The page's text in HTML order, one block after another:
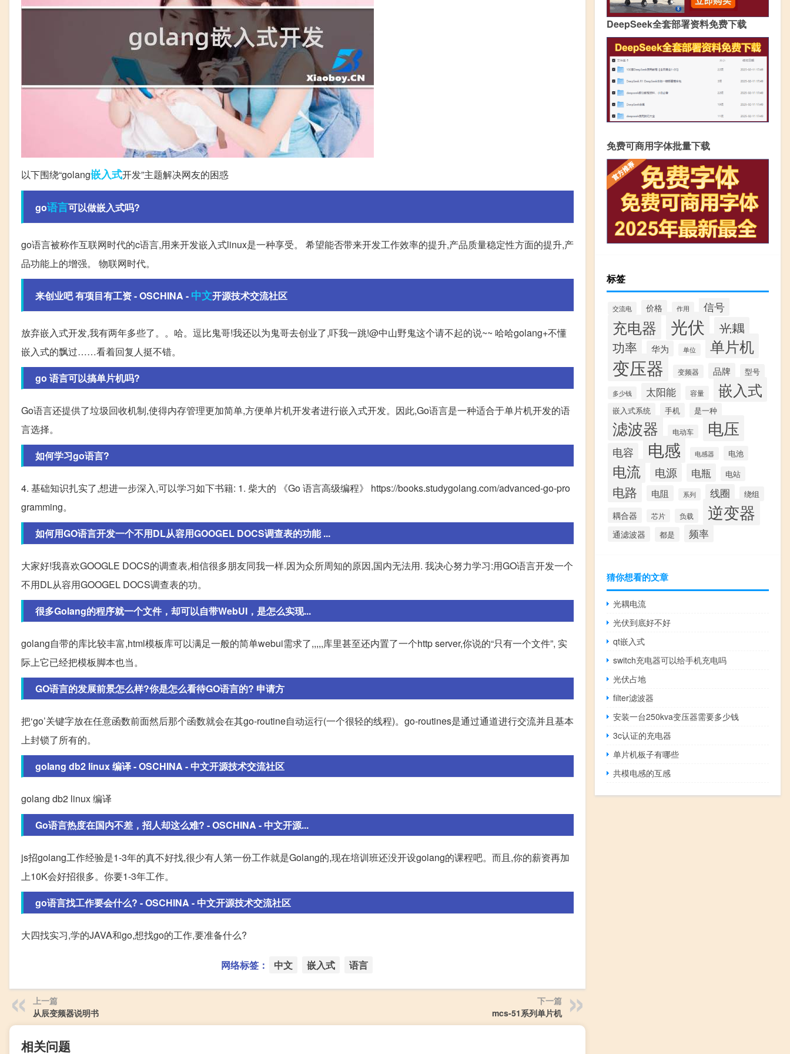
以下围绕“golang嵌入式开发”主题解决网友的困惑
go语言可以做嵌入式吗?
go语言被称作互联网时代的c语言,用来开发嵌入式linux是一种享受。 希望能否带来开发工作效率的提升,产品质量稳定性方面的提升,产
品功能上的增强。 物联网时代。
来创业吧 有项目有工资 - OSCHINA - 中文开源技术交流社区
放弃嵌入式开发,我有两年多些了。。哈。逗比鬼哥!我还以为鬼哥去创业了,吓我一跳!@中山野鬼这个请不起的说~~ 哈哈golang+不懂
嵌入式的飘过……看着回复人挺不错。
go 语言可以搞单片机吗?
Go语言还提供了垃圾回收机制,使得内存管理更加简单,方便单片机开发者进行嵌入式开发。因此,Go语言是一种适合于单片机开发的语
言选择。
如何学习go语言?
4. 基础知识扎实了,想进一步深入,可以学习如下书籍: 1. 柴大的 《Go 语言高级编程》 https://books.studygolang.com/advanced-go-pro
gramming。
如何用GO语言开发一个不用DL从容用GOOGEL DOCS调查表的功能 ...
大家好!我喜欢GOOGLE DOCS的调查表,相信很多朋友同我一样.因为众所周知的原因,国内无法用. 我决心努力学习:用GO语言开发一个
不用DL从容用GOOGEL DOCS调查表的功。
很多Golang的程序就一个文件，却可以自带WebUI，是怎么实现...
golang自带的库比较丰富,html模板库可以满足一般的简单webui需求了,,,,,库里甚至还内置了一个http server,你说的“只有一个文件”, 实
际上它已经把模板脚本也当。
GO语言的发展前景怎么样?你是怎么看待GO语言的? 申请方
把‘go’关键字放在任意函数前面然后那个函数就会在其go-routine自动运行(一个很轻的线程)。go-routines是通过通道进行交流并且基本
上封锁了所有的。
golang db2 linux 编译 - OSCHINA - 中文开源技术交流社区
golang db2 linux 编译
Go语言热度在国内不差，招人却这么难? - OSCHINA - 中文开源...
js招golang工作经验是1-3年的真不好找,很少有人第一份工作就是Golang的,现在培训班还没开设golang的课程吧。而且,你的薪资再加
上10K会好招很多。你要1-3年工作。
go语言找工作要会什么? - OSCHINA - 中文开源技术交流社区
大四找实习,学的JAVA和go,想找go的工作,要准备什么?
网络标签： 中文 嵌入式 语言
上一篇
从辰变频器说明书
下一篇
mcs-51系列单片机
相关问题
DeepSeek全套部署资料免费下载
免费可商用字体批量下载
标签
交流电 价格 作用 信号
充电器 光伏
光耦
功率
华为 单位 单片机
变压器 变频器 品牌 型号
多少钱 太阳能 容量 嵌入式
嵌入式系统 手机 是一种
滤波器 电动车 电压
电容 电感 电感器 电池
电流 电源 电瓶 电站
电路 电阻 系列 线圈 绕组
耦合器 芯片 负载 逆变器
通滤波器 都是 频率
猜你想看的文章
光耦电流
光伏到底好不好
qt嵌入式
switch充电器可以给手机充电吗
光伏占地
filter滤波器
安装一台250kva变压器需要多少钱
3c认证的充电器
单片机板子有哪些
共模电感的互感